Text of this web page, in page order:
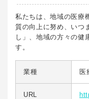
私たちは、地域の医療
質の向上に努め、いつ
し」、地域の方々の健
す。
業種 医
URL